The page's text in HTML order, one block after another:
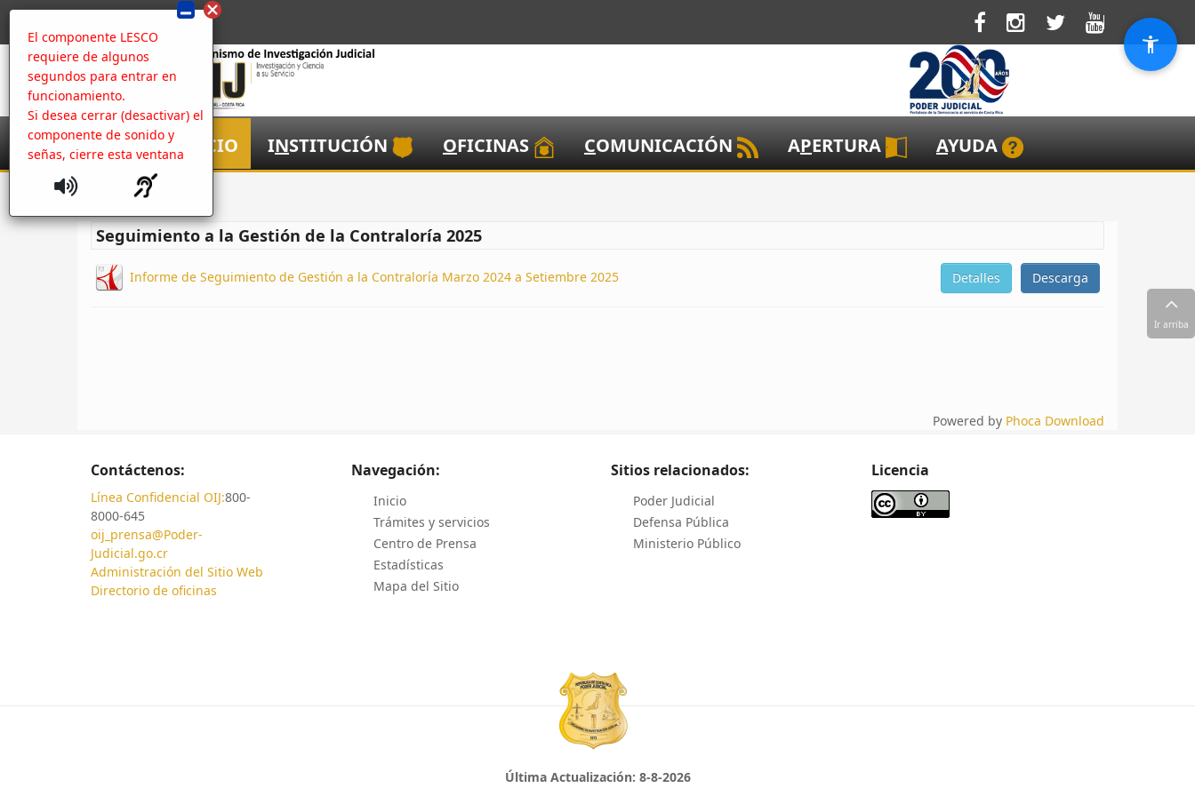
El componente LESCO
requiere de algunos
segundos para entrar en
funcionamiento.
Si desea cerrar (desactivar) el
componente de sonido y
señas, cierre esta ventana
NICIO INSTITUCIÓN OFICINAS COMUNICACIÓN APERTURA AYUDA
Inicio
Seguimiento a la Gestión de la Contraloría 2025
Informe de Seguimiento de Gestión a la Contraloría Marzo 2024 a Setiembre 2025 Descarga
Detalles
Powered by Phoca Download
Contáctenos:
Línea Confidencial OIJ:800-
8000-645
oij_prensa@Poder-
Judicial.go.cr
Administración del Sitio Web
Directorio de oficinas
Navegación:
Inicio
Trámites y servicios
Centro de Prensa
Estadísticas
Mapa del Sitio
Sitios relacionados:
Poder Judicial
Defensa Pública
Ministerio Público
Licencia
Última Actualización: 8-8-2026
Ir arriba